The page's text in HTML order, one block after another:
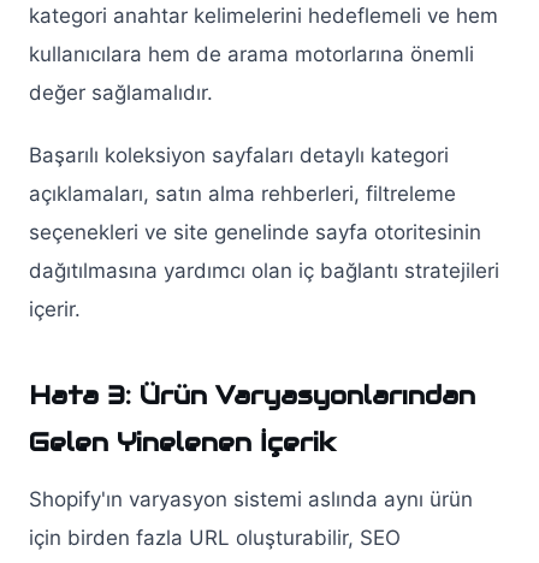
kategori anahtar kelimelerini hedeflemeli ve hem
kullanıcılara hem de arama motorlarına önemli
değer sağlamalıdır.
Başarılı koleksiyon sayfaları detaylı kategori
açıklamaları, satın alma rehberleri, filtreleme
seçenekleri ve site genelinde sayfa otoritesinin
dağıtılmasına yardımcı olan iç bağlantı stratejileri
içerir.
Hata 3: Ürün Varyasyonlarından
Gelen Yinelenen İçerik
Shopify'ın varyasyon sistemi aslında aynı ürün
için birden fazla URL oluşturabilir, SEO